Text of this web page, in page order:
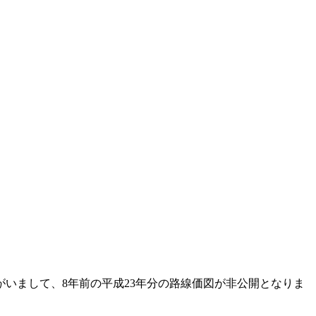
まして、8年前の平成23年分の路線価図が非公開となりま